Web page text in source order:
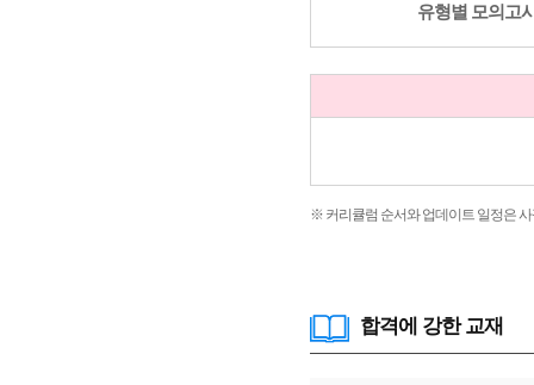
유형별 모의고
※ 커리큘럼 순서와 업데이트 일정은
합격에 강한 교재